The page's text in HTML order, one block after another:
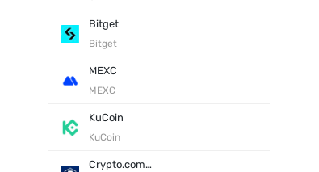
Bitget
Bitget
MEXC
MEXC
KuCoin
KuCoin
Crypto.com Exchange